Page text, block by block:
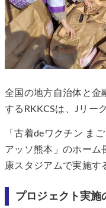
全国の地方自治体と金
するRKKCSは、Jリー
「古着deワクチン ま
アッソ熊本」のホーム
康スタジアムで実施す
プロジェクト実施